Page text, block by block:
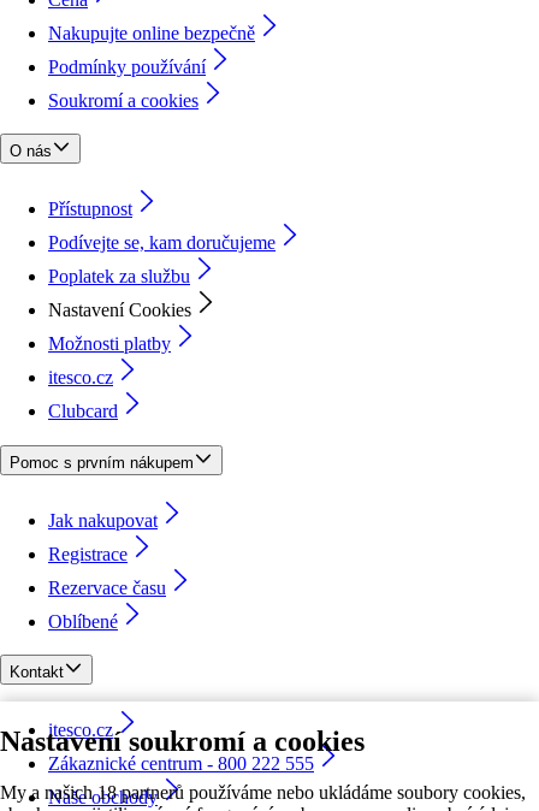
Nastavení soukromí a cookies
My a našich 18 partnerů používáme nebo ukládáme soubory cookies,
Nakupujte online bezpečně
Podmínky používání
Soukromí a cookies
O nás
Přístupnost
Podívejte se, kam doručujeme
Poplatek za službu
Nastavení Cookies
Možnosti platby
itesco.cz
Clubcard
Pomoc s prvním nákupem
Jak nakupovat
Registrace
Rezervace času
Oblíbené
Kontakt
itesco.cz
Zákaznické centrum - 800 222 555
Naše obchody